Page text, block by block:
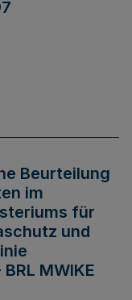
Beurteilung
im
für
und
MWIKE